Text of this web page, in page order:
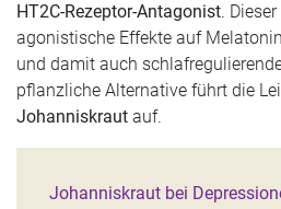
HT2C-Rezeptor-Antagonist.
agonistische Effekte auf
und damit auch
pflanzliche Alternative führt die
Johanniskraut auf.
Johanniskraut bei